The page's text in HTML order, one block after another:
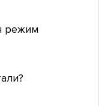
режим